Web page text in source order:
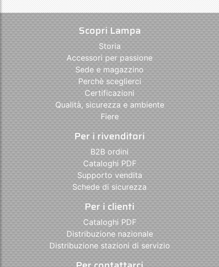
Scopri Lampa
Storia
Accessori per passione
Sede e magazzino
Perchè sceglierci
Certificazioni
Qualità, sicurezza e ambiente
Fiere
Per i rivenditori
B2B ordini
Cataloghi PDF
Supporto vendita
Schede di sicurezza
Per i clienti
Cataloghi PDF
Distribuzione nazionale
Distribuzione stazioni di servizio